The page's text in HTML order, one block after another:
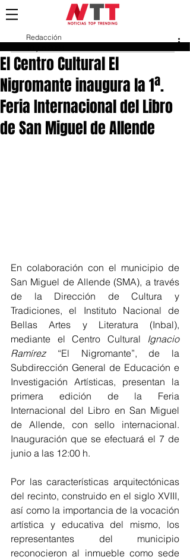
El Centro Cultural El
Nigromante inaugura la 1ª.
Feria Internacional del Libro
de San Miguel de Allende
Redacción
En colaboración con el municipio de
San Miguel de Allende (SMA), a través
de la Dirección de Cultura y
Tradiciones, el Instituto Nacional de
Bellas Artes y Literatura (Inbal),
mediante el Centro Cultural Ignacio
Ramírez “El Nigromante”, de la
Subdirección General de Educación e
Investigación Artísticas, presentan la
primera edición de la Feria
Internacional del Libro en San Miguel
de Allende, con sello internacional.
Inauguración que se efectuará el 7 de
junio a las 12:00 h.
Por las características arquitectónicas
del recinto, construido en el siglo XVIII,
así como la importancia de la vocación
artística y educativa del mismo, los
representantes del municipio
reconocieron al inmueble como sede